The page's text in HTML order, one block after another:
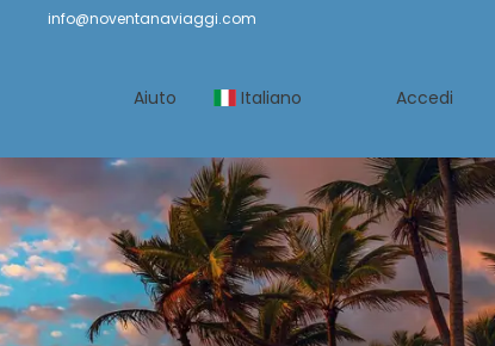
info@noventanaviaggi.com
Aiuto Italiano Accedi